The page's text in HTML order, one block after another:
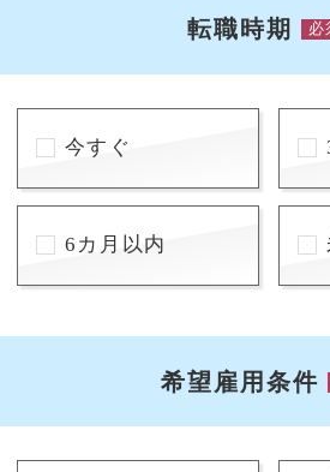
転職時期 必
今すぐ
6カ月以内
希望雇用条件